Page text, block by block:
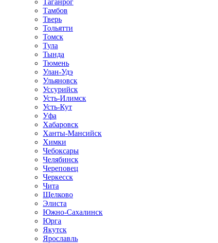
Тамбов
Тверь
Тольятти
Томск
Тула
Тында
Тюмень
Улан-Удэ
Ульяновск
Уссурийск
Усть-Илимск
Усть-Кут
Уфа
Хабаровск
Ханты-Мансийск
Химки
Чебоксары
Челябинск
Череповец
Черкесск
Чита
Щелково
Элиста
Южно-Сахалинск
Юрга
Якутск
Ярославль